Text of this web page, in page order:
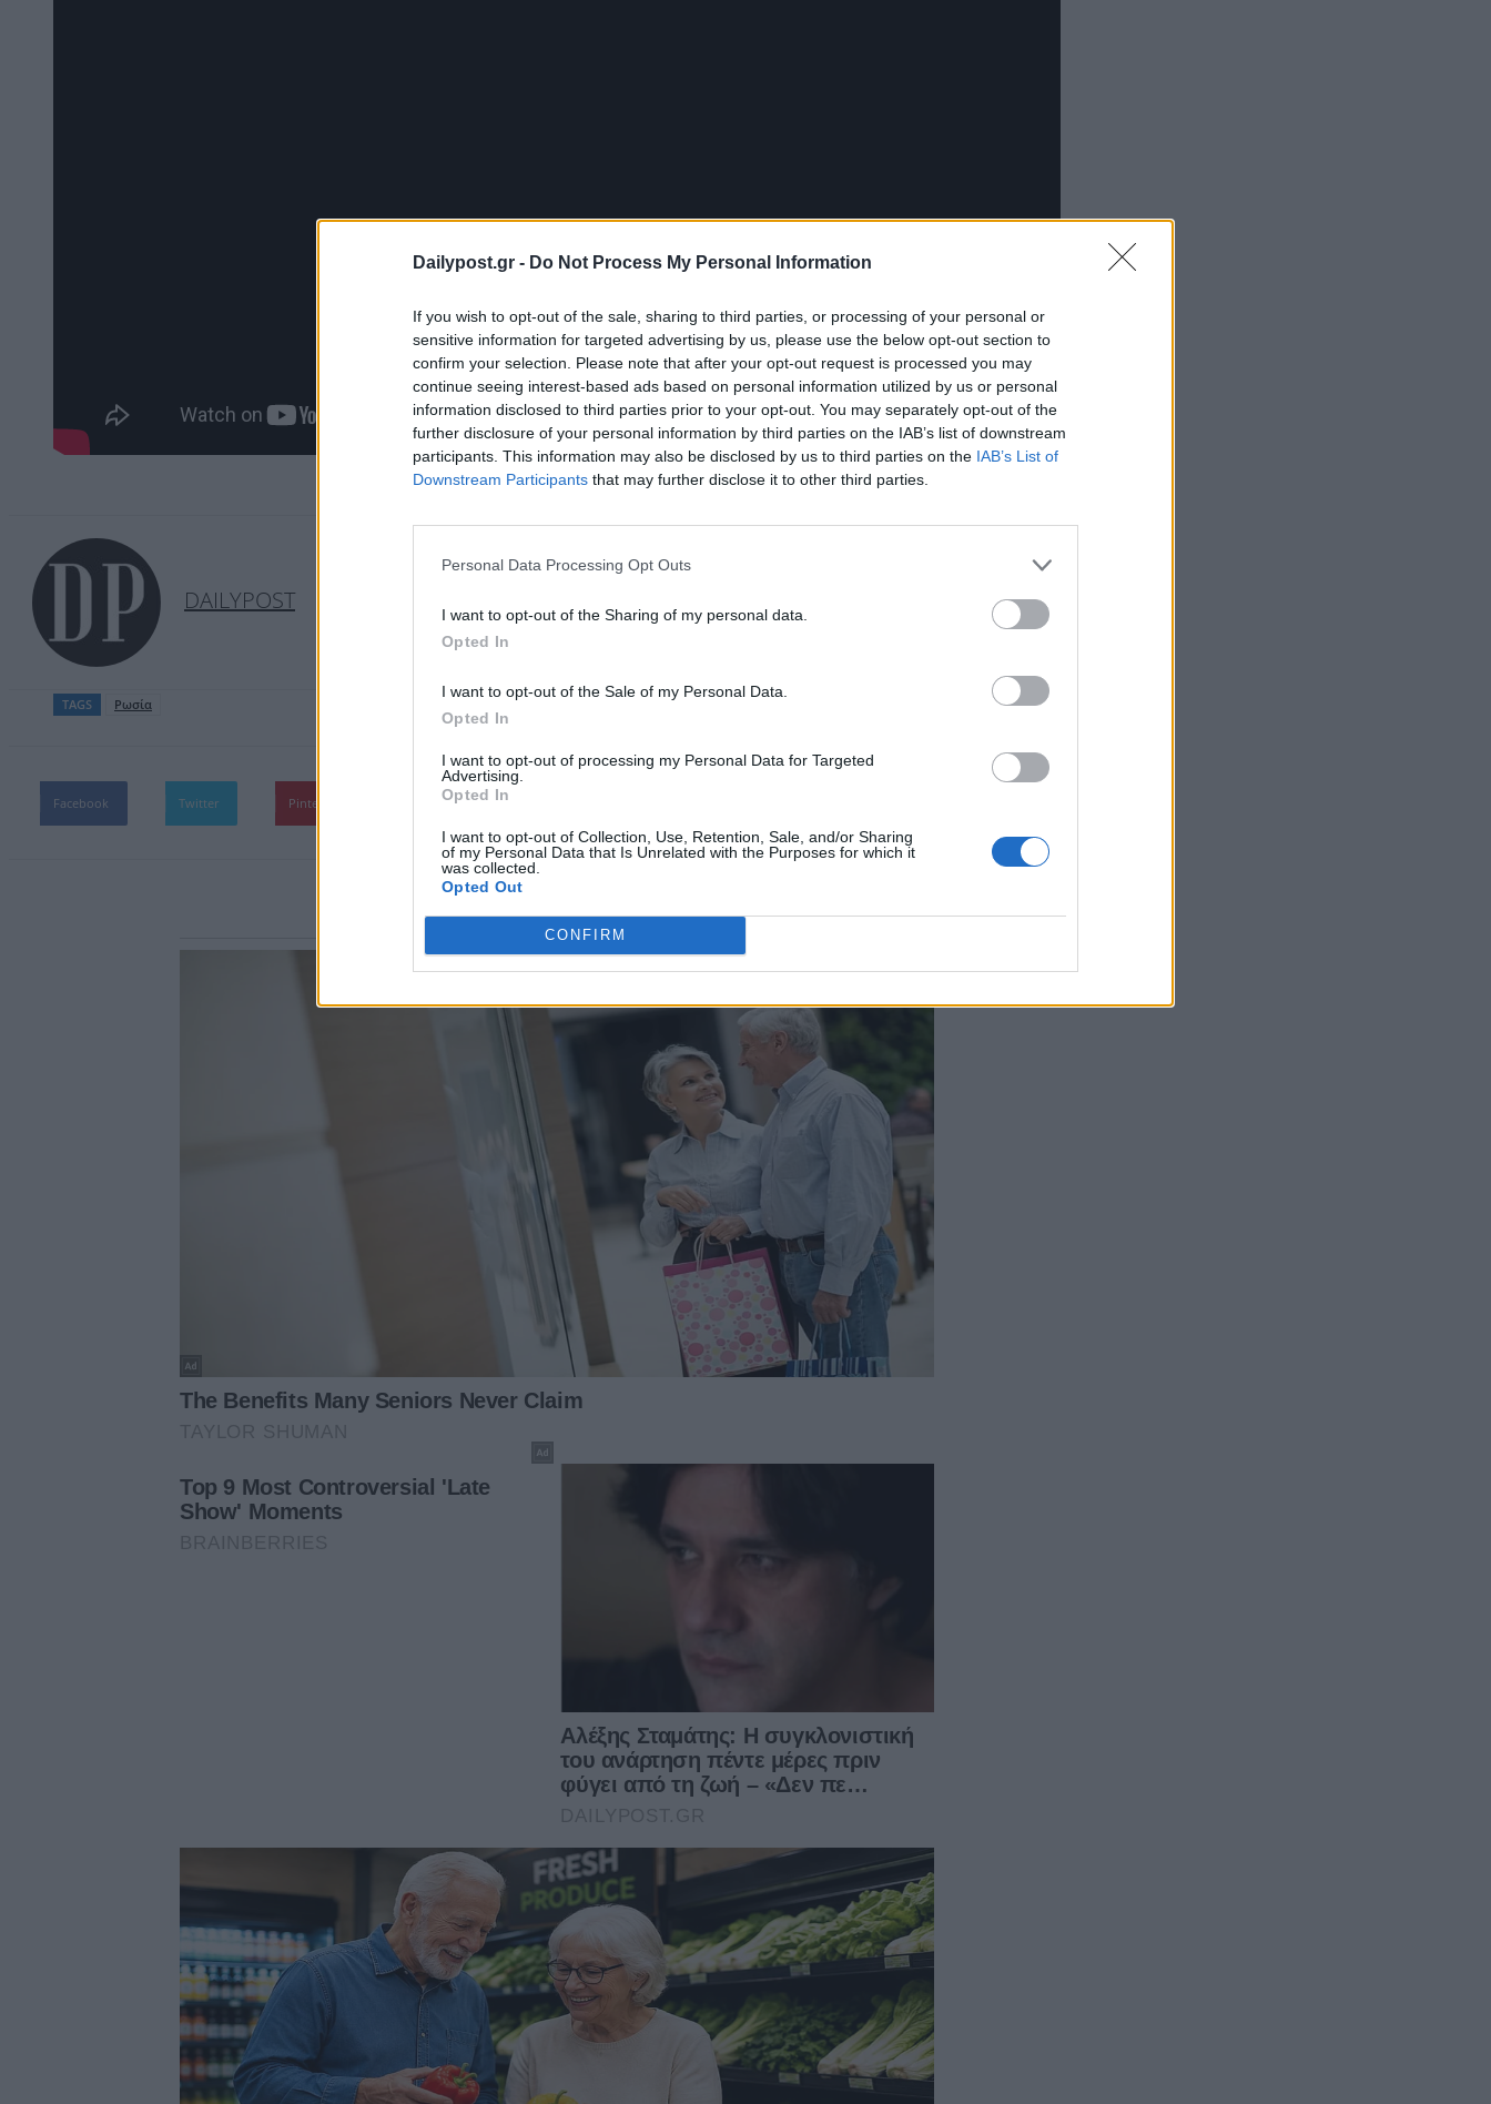
Dailypost.gr - Do Not Process My Personal Information
If you wish to opt-out of the sale, sharing to third parties, or processing of your personal or
sensitive information for targeted advertising by us, please use the below opt-out section to
confirm your selection. Please note that after your opt-out request is processed you may
continue seeing interest-based ads based on personal information utilized by us or personal
information disclosed to third parties prior to your opt-out. You may separately opt-out of the
further disclosure of your personal information by third parties on the IAB’s list of downstream
participants. This information may also be disclosed by us to third parties on the IAB’s List of
Downstream Participants that may further disclose it to other third parties.
Personal Data Processing Opt Outs
I want to opt-out of the Sharing of my personal data.
Opted In
I want to opt-out of the Sale of my Personal Data.
Opted In
I want to opt-out of processing my Personal Data for Targeted
Advertising.
Opted In
I want to opt-out of Collection, Use, Retention, Sale, and/or Sharing
of my Personal Data that Is Unrelated with the Purposes for which it
was collected.
Opted Out
CONFIRM
DAILYPOST
TAGS Ρωσία
Facebook Twitter Pinterest WhatsApp